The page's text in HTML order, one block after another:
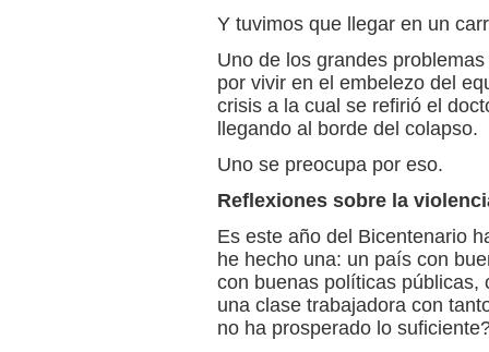
Y tuvimos que llegar en un
Uno de los grandes
por vivir en el embelezo del
crisis a la cual se refirió el
llegando al borde del colapso.
Uno se preocupa por eso.
Reflexiones sobre la
Es este año del Bicentenario
he hecho una: un país con
con buenas políticas públicas,
una clase trabajadora con
no ha prosperado lo